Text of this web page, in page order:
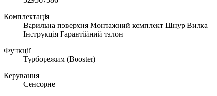
Комплектація
Варильна поверхня Монтажний комплект Шнур Вилка
Інструкція Гарантійний талон
Функції
Турборежим (Booster)
Керування
Сенсорне